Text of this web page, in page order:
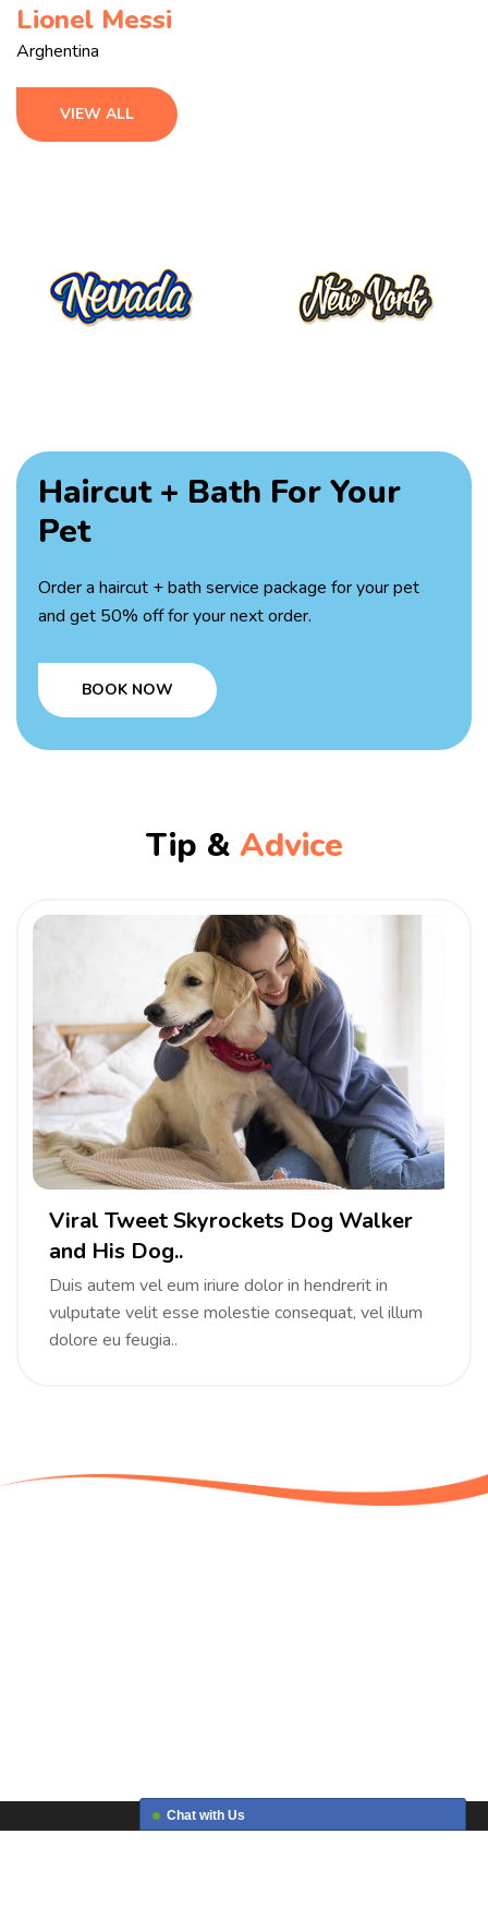
Lionel Messi
Arghentina
VIEW ALL
Haircut + Bath For Your
Pet
Order a haircut + bath service package for your pet
and get 50% off for your next order.
BOOK NOW
Tip & Advice
Viral Tweet Skyrockets Dog Walker
and His Dog..
Duis autem vel eum iriure dolor in hendrerit in
vulputate velit esse molestie consequat, vel illum
dolore eu feugia..
Chat with Us